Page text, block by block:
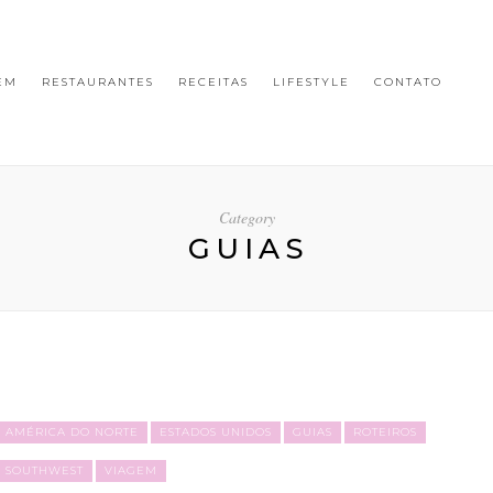
RESTAURANTES RECEITAS LIFESTYLE CONTATO
Category
GUIAS
AMÉRICA DO NORTE ESTADOS UNIDOS GUIAS ROTEIROS
SOUTHWEST VIAGEM